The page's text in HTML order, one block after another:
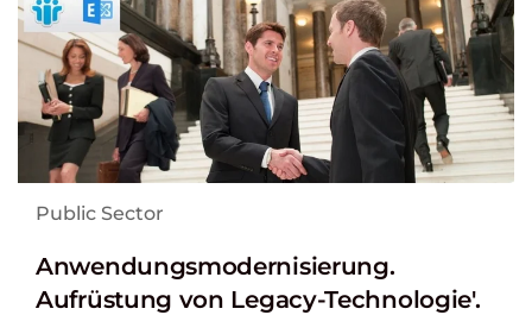
Public Sector
Anwendungsmodernisierung.
Aufrüstung von Legacy-Technologie'.